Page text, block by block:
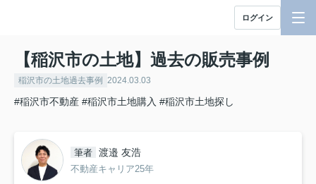
ログイン
【稲沢市の土地】過去の販売事例
稲沢市の土地過去事例 2024.03.03
#稲沢市不動産 #稲沢市土地購入 #稲沢市土地探し
筆者 渡邉 友浩
不動産キャリア25年